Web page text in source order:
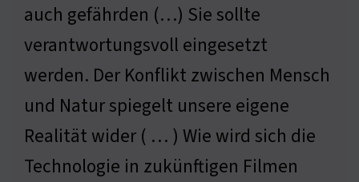
auch gefährden (…) Sie sollte
verantwortungsvoll eingesetzt
werden. Der Konflikt zwischen Mensch
und Natur spiegelt unsere eigene
Realität wider ( … ) Wie wird sich die
Technologie in zukünftigen Filmen